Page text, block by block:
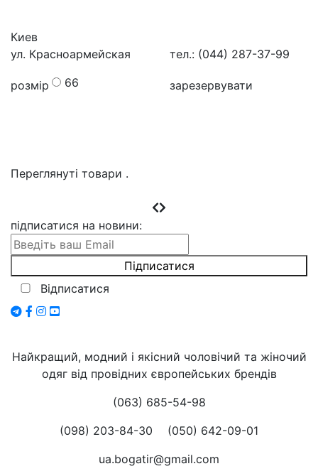
Киев
ул. Красноармейская
тел.: (044) 287-37-99
розмір 66 зарезервувати
Переглянуті товари .
підписатися на новини:
Відписатися
Найкращий, модний і якісний чоловічий та жіночий
одяг від провідних європейських брендів
(063) 685-54-98
(098) 203-84-30
(050) 642-09-01
ua.bogatir@gmail.com